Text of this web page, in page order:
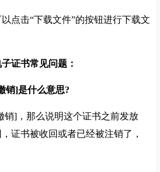
击“下载文件”的按钮进行下载文
证书常见问题：
]是什么意思?
]，那么说明这个证书之前发放
证书被收回或者已经被注销了，